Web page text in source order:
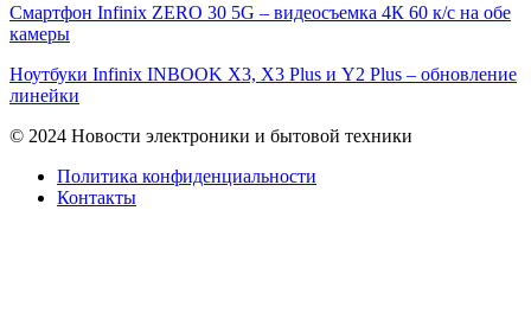
Смартфон Infinix ZERO 30 5G – видеосъемка 4К 60 к/с на обе
камеры
Ноутбуки Infinix INBOOK X3, X3 Plus и Y2 Plus – обновление
линейки
© 2024 Новости электроники и бытовой техники
Политика конфиденциальности
Контакты